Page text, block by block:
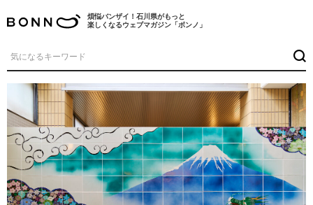
煩悩バンザイ！石川県がもっと
楽しくなるウェブマガジン「ボンノ」